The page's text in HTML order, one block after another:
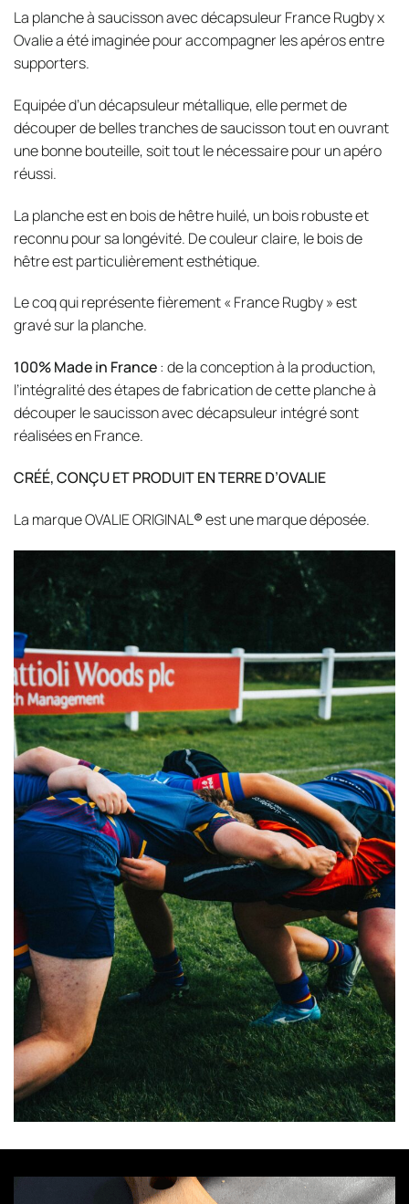
La planche à saucisson avec décapsuleur France Rugby x
Ovalie a été imaginée pour accompagner les apéros entre
supporters.
Equipée d’un décapsuleur métallique, elle permet de
découper de belles tranches de saucisson tout en ouvrant
une bonne bouteille, soit tout le nécessaire pour un apéro
réussi.
La planche est en bois de hêtre huilé, un bois robuste et
reconnu pour sa longévité. De couleur claire, le bois de
hêtre est particulièrement esthétique.
Le coq qui représente fièrement « France Rugby » est
gravé sur la planche.
100% Made in France: de la conception à la production,
l’intégralité des étapes de fabrication de cette planche à
découper le saucisson avec décapsuleur intégré sont
réalisées en France.
CRÉÉ, CONÇU ET PRODUIT EN TERRE D’OVALIE
La marque OVALIE ORIGINAL®est une marque déposée.